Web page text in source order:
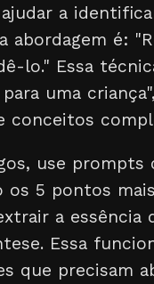
a
abordagem é:
lo." Essa
uma
conceitos
use
os 5 pontos
a essência
Essa
que precisam